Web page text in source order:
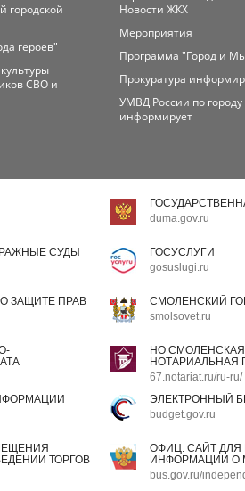
городской
героев"
СВО и
Новости ЖКХ
Мероприятия
Программа "Город и
Прокуратура
УМВД России по
информирует
duma.gov.ru
СУДЫ
ГОСУСЛУГИ
gosuslugi.ru
ЗАЩИТЕ ПРАВ
СМОЛЕНСКИЙ
smolsovet.ru
НО
НОТАРИАЛЬНАЯ
67.notariat.ru/ru-ru/
ЭЛЕКТРОННЫЙ
budget.gov.ru
ТОРГОВ
ОФИЦ. САЙТ
ИНФОРМАЦИИ О
bus.gov.ru/